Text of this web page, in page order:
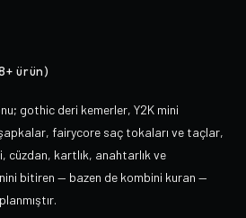
ürün)
gothic deri kemerler, Y2K mini
fairycore saç tokaları ve taçlar,
cüzdan, kartlık, anahtarlık ve
bitiren — bazen de kombini kuran —